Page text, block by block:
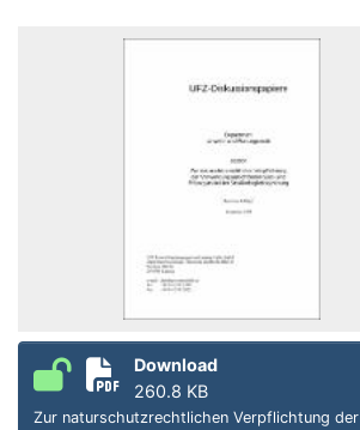
Download
260.8 KB
Zur naturschutzrechtlichen Verpflichtung der